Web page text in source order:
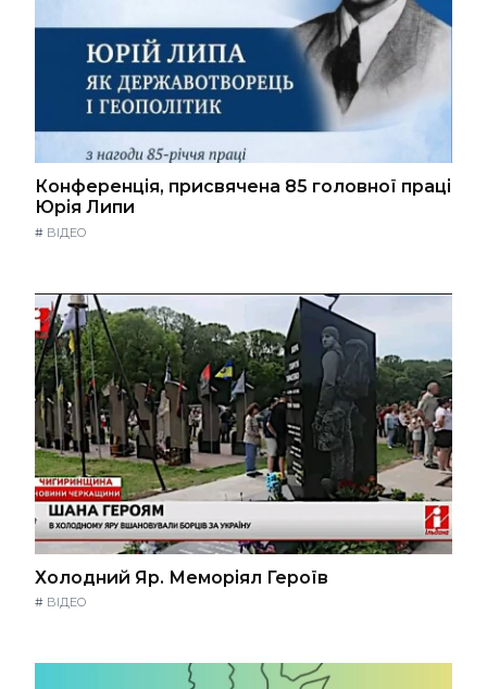
Конференція, присвячена 85 головної праці
Юрія Липи
# ВІДЕО
Холодний Яр. Меморіял Героїв
# ВІДЕО